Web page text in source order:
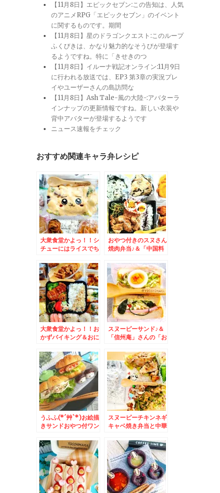
【11月8日】エピックセブン:この告知は、人気
のアニメRPG「エピックセブン」のイベント
に関するものです。期間
【11月8日】星のドラゴンクエスト:このループ
ふくびきは、かなり魅力的なそうびが登場す
るようですね。特に「きせきのつ
【11月8日】イルーナ戦記オンライン:11月9日
に行われる放送では、EP3 第3章の実況プレ
イやユーザーさんの島訪問な
【11月8日】Ash Tale-風の大陸-:アバターラ
インナップの更新情報ですね。新しい衣装や
背中アバターが登場するようです
ニュース速報をチェック
おすすめ関連キャラ弁レシピ
大衆食堂かよっ！！シ
チューにはライスでち
ソウルフード店「ぎょ
うざのみよしの」さん
で「グラタン」うま
っ！！
おやつ付きのスヌさん
焼肉弁当♪＆「中国料
かわ」さんの「豚足ラ
ーメン」が美味しすぎ
る！！これで７００円
(@￣□￣@;)！！
大衆食堂かよっ！！お
かずバイキング＆おに
当も♪＆ 洞爺湖町
「青藍せいらん」さん
のこれぞ食べたかった
町中華の「チャーハ
ン」と「黒チャーハ
ン」が美味しすぎる～
♪完全リピ通い決定(*
´艸`*)
スヌーピーサンド♪＆
「信州庵」さんの「お
`*)JR札幌病院前の
「信州庵」さんが一番
好き♪
うふふ(*´艸`*)お絵描
きサンドおやつ付ワン
区狸小路「 狸
comichi」内２階
「花尻ジンギスカン」
さん穴場よ～(*´艸`*)
スヌーピーチキンネギ
キャベ焼き弁当と中華
「そば処信州庵」さん
に「ざるそば」メニュ
ーがないわけと月末ま
で花尻ジンギスカンさ
んもお得メニューある
の(*´艸`*)